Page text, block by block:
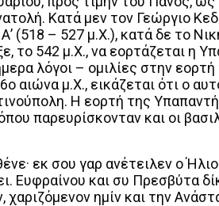
Κατά μεν τον Γεώργιο
(518 – 527 μ.Χ.), κατά δε το
το 542 μ.Χ., να εορτάζεται η
λόγοι – ομιλίες στην
αιώνα μ.Χ., εικάζεται ότι ο
Η εορτή της
παρευρίσκονταν και οι
εκ σου γαρ ανέτειλεν ο
και συ Πρεσβύτα
ημίν και την